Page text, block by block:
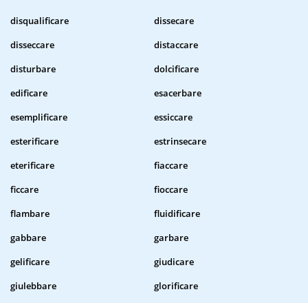
disqualificare
dissecare
disseccare
distaccare
disturbare
dolcificare
edificare
esacerbare
esemplificare
essiccare
esterificare
estrinsecare
eterificare
fiaccare
ficcare
fioccare
flambare
fluidificare
gabbare
garbare
gelificare
giudicare
giulebbare
glorificare